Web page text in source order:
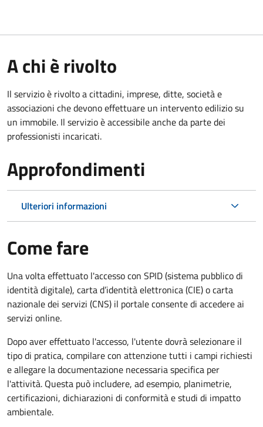
A chi è rivolto
Il servizio è rivolto a cittadini, imprese, ditte, società e
associazioni che devono effettuare un intervento edilizio su
un immobile. Il servizio è accessibile anche da parte dei
professionisti incaricati.
Approfondimenti
Ulteriori informazioni
Come fare
Una volta effettuato l'accesso con SPID (sistema pubblico di
identità digitale), carta d’identità elettronica (CIE) o carta
nazionale dei servizi (CNS) il portale consente di accedere ai
servizi online.
Dopo aver effettuato l'accesso, l'utente dovrà selezionare il
tipo di pratica, compilare con attenzione tutti i campi richiesti
e allegare la documentazione necessaria specifica per
l'attività. Questa può includere, ad esempio, planimetrie,
certificazioni, dichiarazioni di conformità e studi di impatto
ambientale.